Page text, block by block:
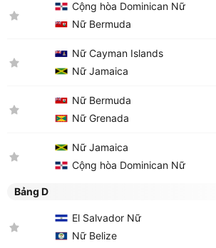
Cộng hòa Dominican Nữ
Nữ Bermuda
Nữ Cayman Islands
Nữ Jamaica
Nữ Bermuda
Nữ Grenada
Nữ Jamaica
Cộng hòa Dominican Nữ
Bảng D
El Salvador Nữ
Nữ Belize